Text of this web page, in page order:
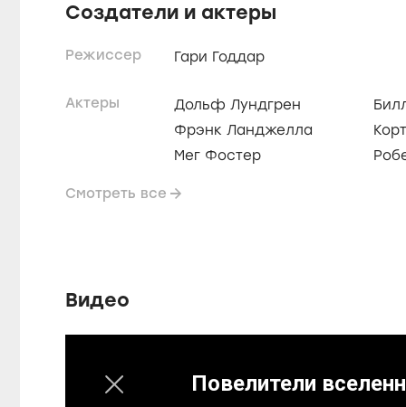
Создатели и актеры
Режиссер Гари Годдар
Актеры
Дольф Лундгрен
Фрэнк Ланджелла
Мег Фостер
Смотреть все
Видео